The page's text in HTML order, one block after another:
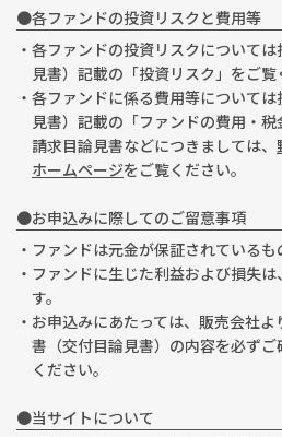
●各ファンドの投資リスクと費用等
・各ファンドの投資リスクについて
見書）記載の「投資リスク」をご覧
・各ファンドに係る費用等について
見書）記載の「ファンドの費用・税
請求目論見書などにつきましては、
ホームページをご覧ください。
●お申込みに際してのご留意事項
・ファンドは元金が保証されているも
・ファンドに生じた利益および損失
す。
・お申込みにあたっては、販売会社
書（交付目論見書）の内容を必ず
ください。
●当サイトについて